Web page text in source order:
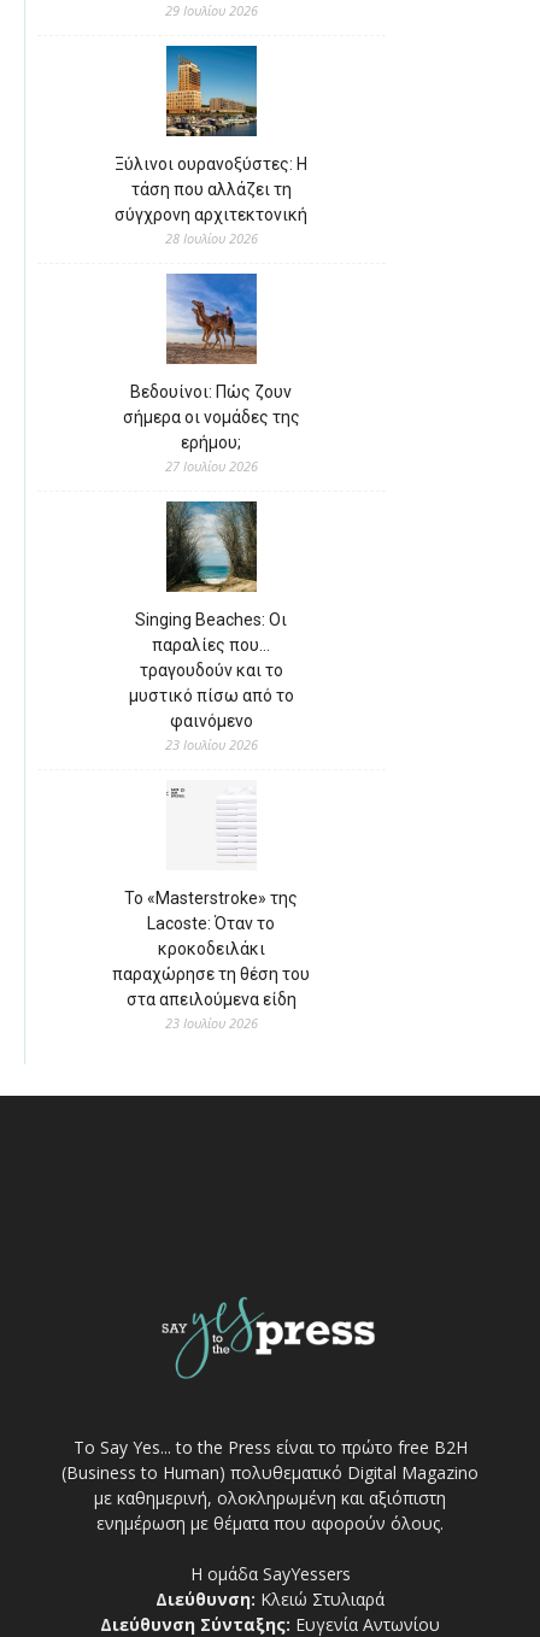
29 Ιουλίου 2026
Ξύλινοι ουρανοξύστες: Η
τάση που αλλάζει τη
σύγχρονη αρχιτεκτονική
28 Ιουλίου 2026
Βεδουίνοι: Πώς ζουν
σήμερα οι νομάδες της
ερήμου;
27 Ιουλίου 2026
Singing Beaches: Οι
παραλίες που…
τραγουδούν και το
μυστικό πίσω από το
φαινόμενο
23 Ιουλίου 2026
Το «Masterstroke» της
Lacoste: Όταν το
κροκοδειλάκι
παραχώρησε τη θέση του
στα απειλούμενα είδη
23 Ιουλίου 2026
Το Say Yes... to the Press είναι το πρώτο free Β2Η
(Business to Human) πολυθεματικό Digital Magazino
με καθημερινή, ολοκληρωμένη και αξιόπιστη
ενημέρωση με θέματα που αφορούν όλους.
Η ομάδα SayYessers
Διεύθυνση: Κλειώ Στυλιαρά
Διεύθυνση Σύνταξης: Ευγενία Αντωνίου